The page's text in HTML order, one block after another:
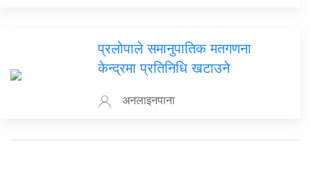
प्रलोपाले समानुपातिक मतगणना
केन्द्रमा प्रतिनिधि खटाउने
अनलाइनपाना